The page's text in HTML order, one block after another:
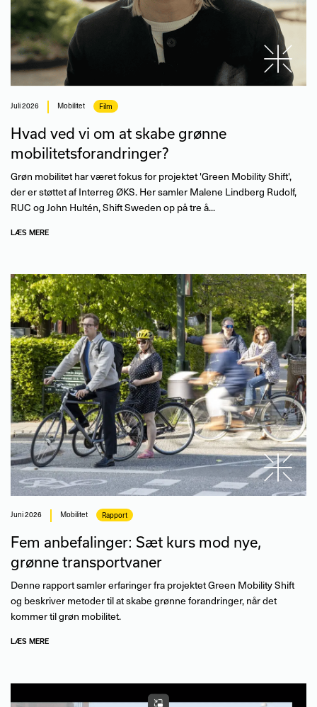
juli 2026 Mobilitet Film
Hvad ved vi om at skabe grønne
mobilitetsforandringer?
Grøn mobilitet har været fokus for projektet 'Green Mobility Shift',
der er støttet af Interreg ØKS. Her samler Malene Lindberg Rudolf,
RUC og John Hultén, Shift Sweden op på tre å...
LÆS MERE
juni 2026 Mobilitet Rapport
Fem anbefalinger: Sæt kurs mod nye,
grønne transportvaner
Denne rapport samler erfaringer fra projektet Green Mobility Shift
og beskriver metoder til at skabe grønne forandringer, når det
kommer til grøn mobilitet.
LÆS MERE